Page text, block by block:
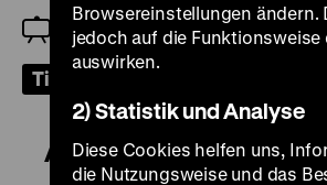
Jeanpaul Goergen
Tickets
Analphabeten in zwei
Browsereinstellungen ändern.
jedoch auf die Funktionsweise
auswirken.
2) Statistik und Analyse
Diese Cookies helfen uns,
die Nutzungsweise und das